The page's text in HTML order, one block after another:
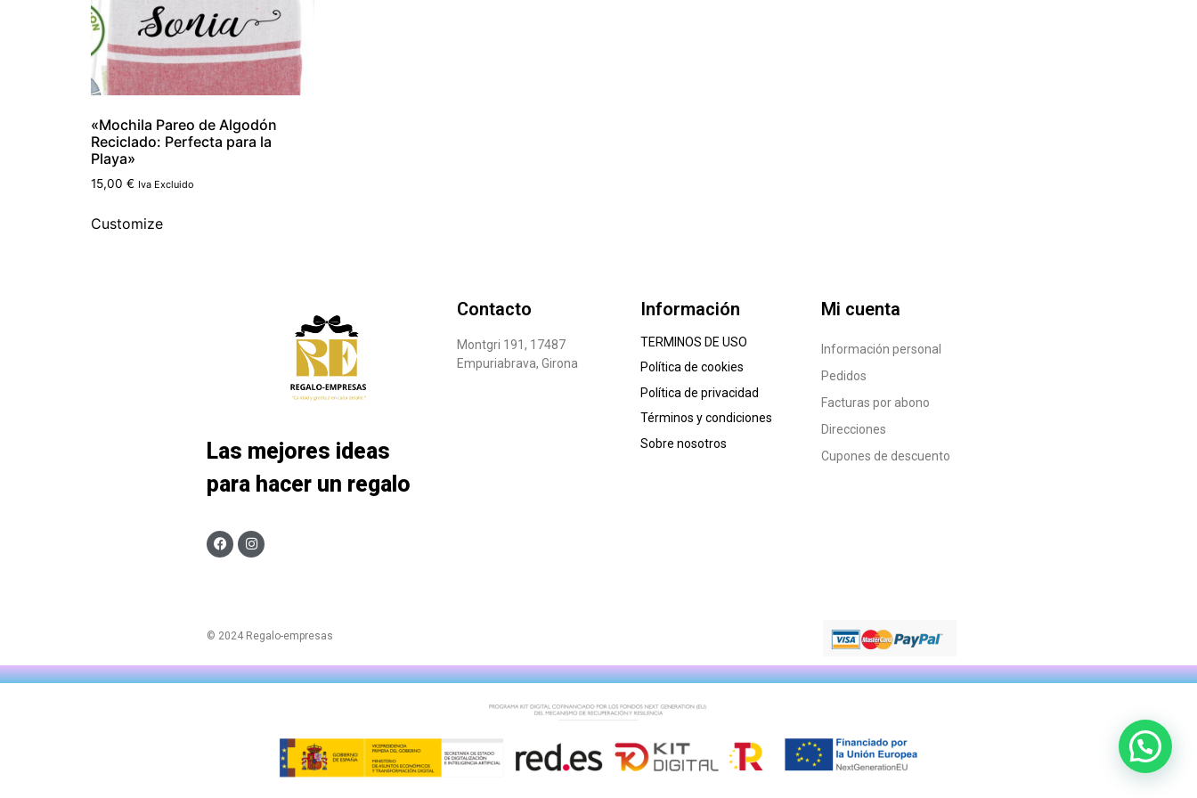
«Mochila Pareo de Algodón
Reciclado: Perfecta para la
Playa»
15,00 € Iva Excluido
Customize
Las mejores ideas
para hacer un regalo
Contacto
Montgri 191, 17487
Empuriabrava, Girona
Información
TERMINOS DE USO
Política de cookies
Política de privacidad
Términos y condiciones
Sobre nosotros
Mi cuenta
Información personal
Pedidos
Facturas por abono
Direcciones
Cupones de descuento
© 2024 Regalo-empresas